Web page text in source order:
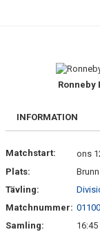
VÅRA LAG/TRÄNARE
NYHETER
MATCHER
DOKUMENT
Ronneby
INFORMATION
Matchstart:
ons
Plats:
Tävling:
Matchnummer:
Samling:
16:45